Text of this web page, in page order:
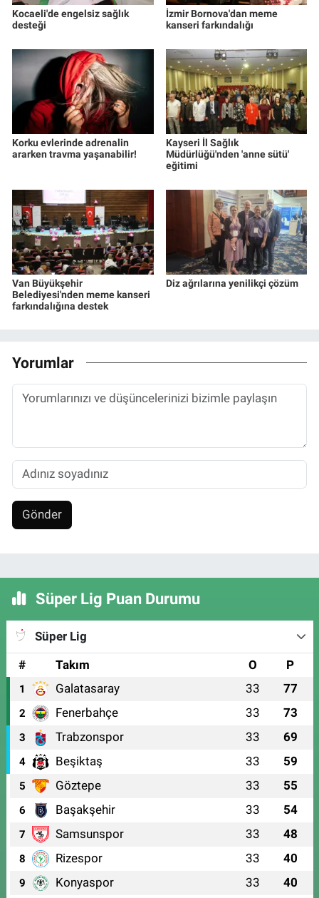
Kocaeli'de engelsiz sağlık
desteği
İzmir Bornova'dan meme
kanseri farkındalığı
Korku evlerinde adrenalin
ararken travma yaşanabilir!
Kayseri İl Sağlık
Müdürlüğü'nden 'anne sütü'
eğitimi
Van Büyükşehir
Belediyesi'nden meme kanseri
farkındalığına destek
Diz ağrılarına yenilikçi çözüm
Yorumlar
Gönder
Süper Lig Puan Durumu
Süper Lig
#
Takım O P
1 Galatasaray 33 77
2 Fenerbahçe 33 73
3 Trabzonspor 33 69
4 Beşiktaş 33 59
5 Göztepe 33 55
6 Başakşehir 33 54
7 Samsunspor 33 48
8 Rizespor 33 40
9 Konyaspor 33 40